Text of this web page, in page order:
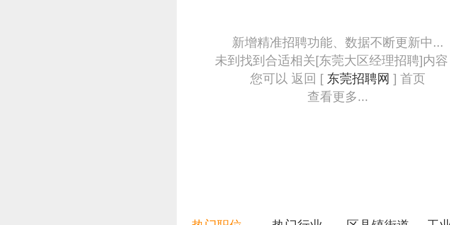
新增精准招聘功能、数据不断更新中...
未到找到合适相关[东莞大区经理招聘]内
您可以 返回 [ 东莞招聘网 ] 首页
查看更多...